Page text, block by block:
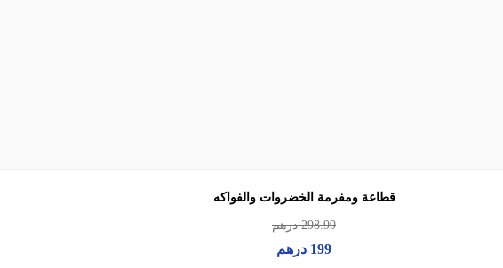
قطاعة ومفرمة الخضروات والفواكه
298.99درهم
199 درهم